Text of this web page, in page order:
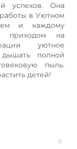
успехов. Она
в Уютном
и каждому
приходом на
уютное
дышать полной
пыль.
детей!
0